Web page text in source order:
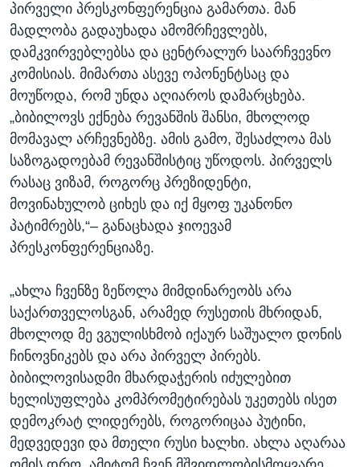
პირველი პრესკონფერენცია გამართა. მან
მადლობა გადაუხადა ამომრჩევლებს,
დამკვირვებლებსა და ცენტრალურ საარჩვევნო
კომისიას. მიმართა ასევე ოპონენტსაც და
მოუწოდა, რომ უნდა აღიაროს დამარცხება.
„ბიბილოვს ექნება რევანშის შანსი, მხოლოდ
მომავალ არჩევნებზე. ამის გამო, შესაძლოა მას
საზოგადოებამ რევანშისტიც უწოდოს. პირველს
რასაც ვიზამ, როგორც პრეზიდენტი,
მოვინახულობ ციხეს და იქ მყოფ უკანონო
პატიმრებს,“– განაცხადა ჯიოევამ
პრესკონფერენციაზე.
„ახლა ჩვენზე ზეწოლა მიმდინარეობს არა
საქართველოსგან, არამედ რუსეთის მხრიდან,
მხოლოდ მე ვგულისხმობ იქაურ საშუალო დონის
ჩინოვნიკებს და არა პირველ პირებს.
ბიბილოვისადმი მხარდაჭერის იძულებით
ხელისუფლება კომპრომეტირებას უკეთებს ისეთ
დემოკრატ ლიდერებს, როგორიცაა პუტინი,
მედვედევი და მთელი რუსი ხალხი. ახლა აღარაა